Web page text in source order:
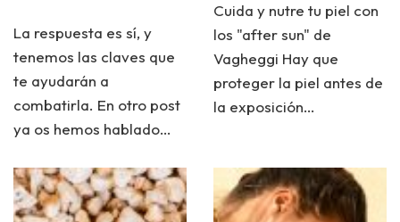
La respuesta es sí, y
tenemos las claves que
te ayudarán a
combatirla. En otro post
ya os hemos hablado…
Cuida y nutre tu piel con
los "after sun" de
Vagheggi Hay que
proteger la piel antes de
la exposición…